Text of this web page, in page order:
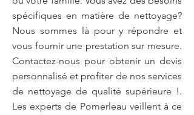
spécifiques en matière de nettoyage?
Nous sommes là pour y répondre et
vous fournir une prestation sur mesure.
Contactez-nous pour obtenir un devis
personnalisé et profiter de nos services
de nettoyage de qualité supérieure !.
Les experts de Pomerleau veillent à ce